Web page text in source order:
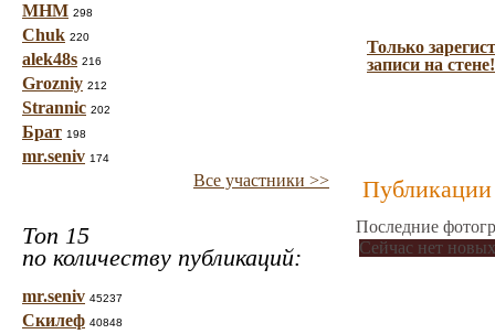
МНМ 298
Chuk 220
alek48s 216
Grozniy 212
Strannic 202
Брат 198
mr.seniv 174
Все участники >>
Топ 15
по количеству публикаций:
mr.seniv 45237
Скилеф 40848
Только
записи на стене!
Публикации
Последние
Сейчас нет